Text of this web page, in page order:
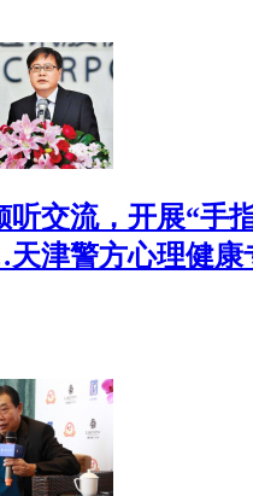
听交流，开展“手
津警方心理健康